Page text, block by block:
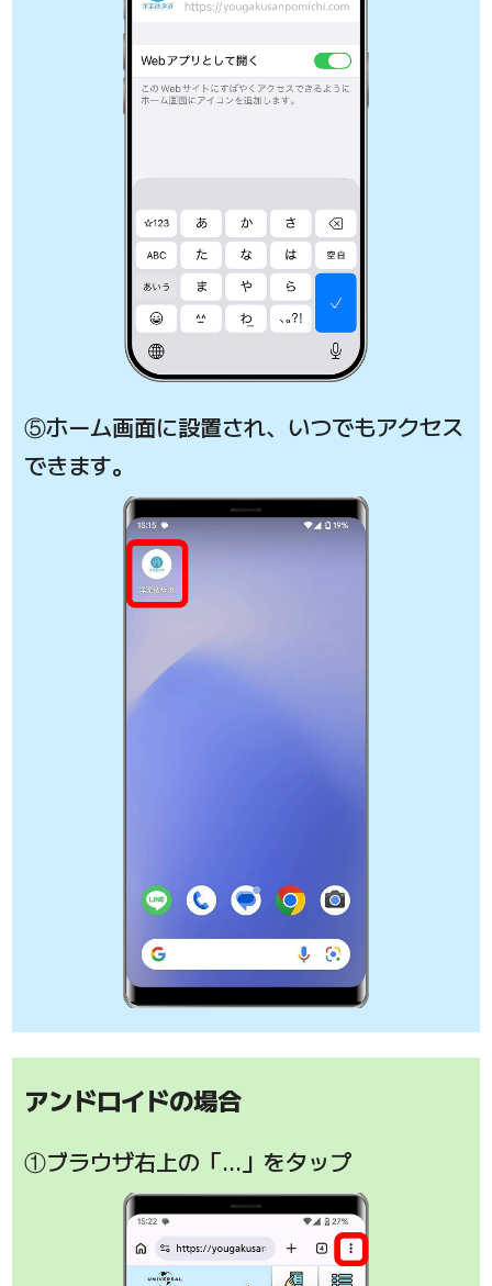
⑤ホーム画面に設置され、いつでもアクセス
できます。
アンドロイドの場合
①ブラウザ右上の「…」をタップ